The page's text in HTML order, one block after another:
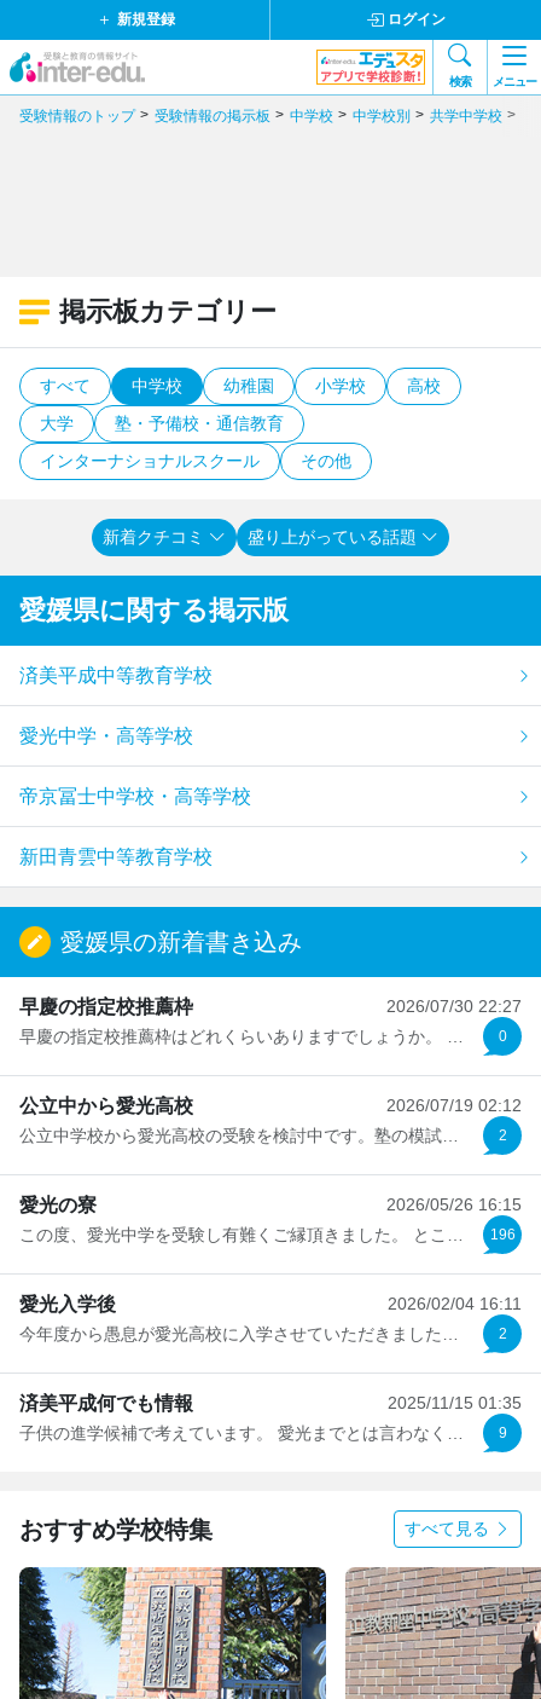
新規登録 ログイン
検索 メニュー
受験情報のトップ 受験情報の掲示板 中学校 中学校別 共学中学校
掲示板カテゴリー
すべて 中学校 幼稚園 小学校
高校
大学
塾・予備校・通信教育
インターナショナルスクール
その他
新着クチコミ 盛り上がっている話題
愛媛県に関する掲示版
済美平成中等教育学校
愛光中学・高等学校
帝京冨士中学校・高等学校
新田青雲中等教育学校
愛媛県の新着書き込み
早慶の指定校推薦枠
2026/07/30 22:27
0
公立中から愛光高校
2026/07/19 02:12
2
愛光の寮
2026/05/26 16:15
196
愛光入学後
2026/02/04 16:11
2
済美平成何でも情報
2025/11/15 01:35
9
おすすめ学校特集 すべて見る